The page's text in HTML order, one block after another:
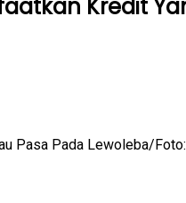
Kredit
Pasa Pada Lewoleba/